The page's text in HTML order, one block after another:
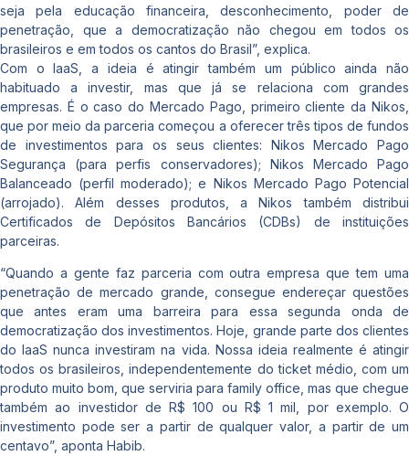
seja pela educação financeira, desconhecimento, poder de
penetração, que a democratização não chegou em todos os
brasileiros e em todos os cantos do Brasil”, explica.
Com o IaaS, a ideia é atingir também um público ainda não
habituado a investir, mas que já se relaciona com grandes
empresas. É o caso do Mercado Pago, primeiro cliente da Nikos,
que por meio da parceria começou a oferecer três tipos de fundos
de investimentos para os seus clientes: Nikos Mercado Pago
Segurança (para perfis conservadores); Nikos Mercado Pago
Balanceado (perfil moderado); e Nikos Mercado Pago Potencial
(arrojado). Além desses produtos, a Nikos também distribui
Certificados de Depósitos Bancários (CDBs) de instituições
parceiras.
“Quando a gente faz parceria com outra empresa que tem uma
penetração de mercado grande, consegue endereçar questões
que antes eram uma barreira para essa segunda onda de
democratização dos investimentos. Hoje, grande parte dos clientes
do IaaS nunca investiram na vida. Nossa ideia realmente é atingir
todos os brasileiros, independentemente do ticket médio, com um
produto muito bom, que serviria para family office, mas que chegue
também ao investidor de R$ 100 ou R$ 1 mil, por exemplo. O
investimento pode ser a partir de qualquer valor, a partir de um
centavo”, aponta Habib.